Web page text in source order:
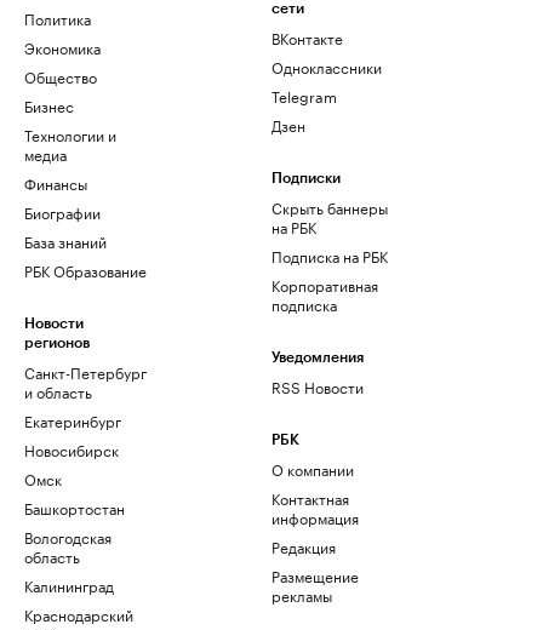
Политика
Экономика
Общество
Бизнес
Технологии и
медиа
Финансы
Биографии
База знаний
РБК Образование
Новости
регионов
Санкт-Петербург
и область
Екатеринбург
Новосибирск
Омск
Башкортостан
Вологодская
область
Калининград
Краснодарский
сети
ВКонтакте
Одноклассники
Telegram
Дзен
Подписки
Скрыть баннеры
на РБК
Подписка на РБК
Корпоративная
подписка
Уведомления
RSS Новости
РБК
О компании
Контактная
информация
Редакция
Размещение
рекламы